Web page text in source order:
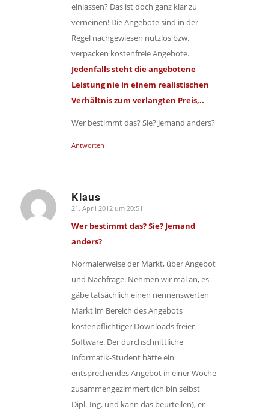
einlassen? Das ist doch ganz klar zu
verneinen! Die Angebote sind in der
Regel nachgewiesen nutzlos bzw.
verpacken kostenfreie Angebote.
Jedenfalls steht die angebotene
Leistung nie in einem realistischen
Verhältnis zum verlangten Preis,..
Wer bestimmt das? Sie? Jemand anders?
Antworten
Klaus
sagte:
21. April 2012 um 20:51
Wer bestimmt das? Sie? Jemand
anders?
Normalerweise der Markt, über Angebot
und Nachfrage. Nehmen wir mal an, es
gäbe tatsächlich einen nennenswerten
Markt im Bereich des Angebots
kostenpflichtiger Downloads freier
Software. Der durchschnittliche
Informatik-Student hätte ein
entsprechendes Angebot in einer Woche
zusammengezimmert (ich bin selbst
Dipl.-Ing. und kann das beurteilen), er